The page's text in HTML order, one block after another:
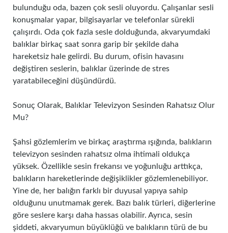
bulunduğu oda, bazen çok sesli oluyordu. Çalışanlar sesli
konuşmalar yapar, bilgisayarlar ve telefonlar sürekli
çalışırdı. Oda çok fazla sesle dolduğunda, akvaryumdaki
balıklar birkaç saat sonra garip bir şekilde daha
hareketsiz hale gelirdi. Bu durum, ofisin havasını
değiştiren seslerin, balıklar üzerinde de stres
yaratabileceğini düşündürdü.
Sonuç Olarak, Balıklar Televizyon Sesinden Rahatsız Olur
Mu?
Şahsi gözlemlerim ve birkaç araştırma ışığında, balıkların
televizyon sesinden rahatsız olma ihtimali oldukça
yüksek. Özellikle sesin frekansı ve yoğunluğu arttıkça,
balıkların hareketlerinde değişiklikler gözlemlenebiliyor.
Yine de, her balığın farklı bir duyusal yapıya sahip
olduğunu unutmamak gerek. Bazı balık türleri, diğerlerine
göre seslere karşı daha hassas olabilir. Ayrıca, sesin
şiddeti, akvaryumun büyüklüğü ve balıkların türü de bu